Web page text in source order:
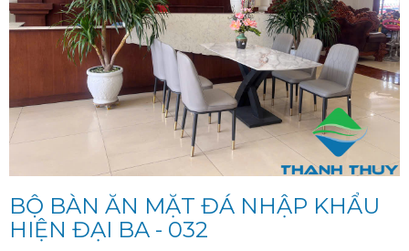
BỘ BÀN ĂN MẶT ĐÁ NHẬP KHẨU
HIỆN ĐẠI BA - 032